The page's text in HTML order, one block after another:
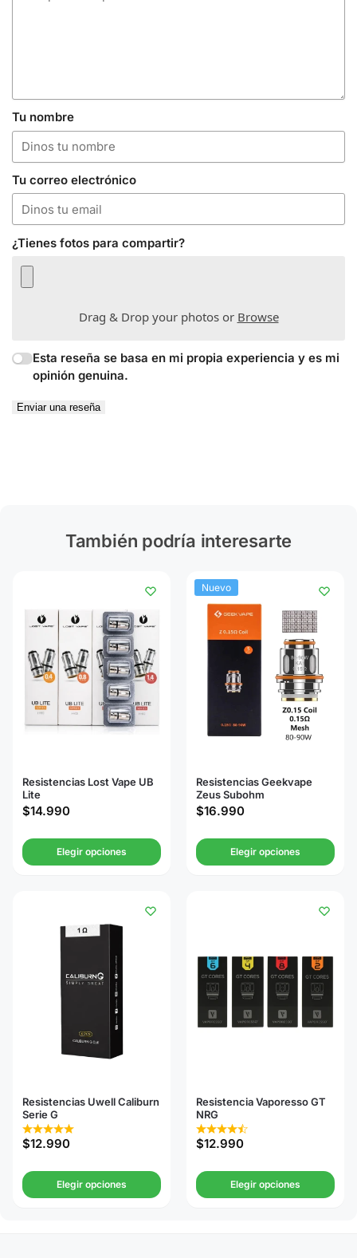
Tu nombre
Tu correo electrónico
¿Tienes fotos para compartir?
Drag & Drop your photos or Browse
Esta reseña se basa en mi propia experiencia y es mi
opinión genuina.
Enviar una reseña
También podría interesarte
Resistencias Lost Vape UB
Lite
$14.990
Elegir opciones
Nuevo
Resistencias Geekvape
Zeus Subohm
$16.990
Elegir opciones
Resistencias Uwell Caliburn
Serie G
$12.990
Elegir opciones
Resistencia Vaporesso GT
NRG
$12.990
Elegir opciones